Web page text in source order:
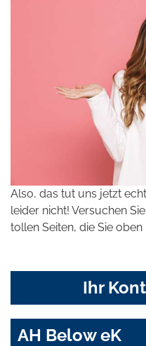
Also, das tut uns jetzt
leider nicht! Versuchen
tollen Seiten, die Sie
Ihr
AH Below eK